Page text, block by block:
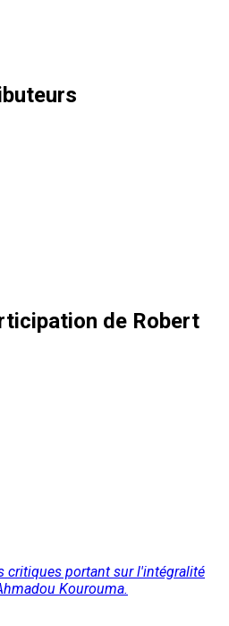
de Robert
critiques portant sur l'intégralité
Kourouma.